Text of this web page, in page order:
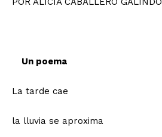
Un poema
La tarde cae
la lluvia se aproxima